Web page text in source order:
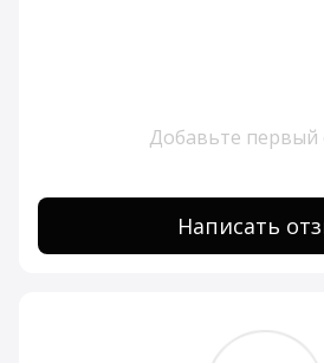
Добавьте первый
Написать